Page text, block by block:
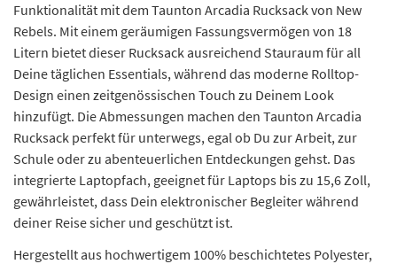
Funktionalität mit dem Taunton Arcadia Rucksack von New
Rebels. Mit einem geräumigen Fassungsvermögen von 18
Litern bietet dieser Rucksack ausreichend Stauraum für all
Deine täglichen Essentials, während das moderne Rolltop-
Design einen zeitgenössischen Touch zu Deinem Look
hinzufügt. Die Abmessungen machen den Taunton Arcadia
Rucksack perfekt für unterwegs, egal ob Du zur Arbeit, zur
Schule oder zu abenteuerlichen Entdeckungen gehst. Das
integrierte Laptopfach, geeignet für Laptops bis zu 15,6 Zoll,
gewährleistet, dass Dein elektronischer Begleiter während
deiner Reise sicher und geschützt ist.
Hergestellt aus hochwertigem 100% beschichtetes Polyester,